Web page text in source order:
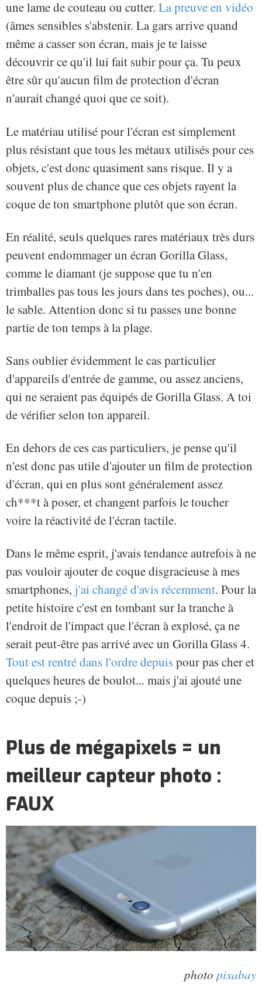
une lame de couteau ou cutter. La preuve en vidéo
(âmes sensibles s'abstenir. La gars arrive quand
même a casser son écran, mais je te laisse
découvrir ce qu'il lui fait subir pour ça. Tu peux
être sûr qu'aucun film de protection d'écran
n'aurait changé quoi que ce soit).
Le matériau utilisé pour l'écran est simplement
plus résistant que tous les métaux utilisés pour ces
objets, c'est donc quasiment sans risque. Il y a
souvent plus de chance que ces objets rayent la
coque de ton smartphone plutôt que son écran.
En réalité, seuls quelques rares matériaux très durs
peuvent endommager un écran Gorilla Glass,
comme le diamant (je suppose que tu n'en
trimballes pas tous les jours dans tes poches), ou...
le sable. Attention donc si tu passes une bonne
partie de ton temps à la plage.
Sans oublier évidemment le cas particulier
d'appareils d'entrée de gamme, ou assez anciens,
qui ne seraient pas équipés de Gorilla Glass. A toi
de vérifier selon ton appareil.
En dehors de ces cas particuliers, je pense qu'il
n'est donc pas utile d'ajouter un film de protection
d'écran, qui en plus sont généralement assez
ch***t à poser, et changent parfois le toucher
voire la réactivité de l'écran tactile.
Dans le même esprit, j'avais tendance autrefois à ne
pas vouloir ajouter de coque disgracieuse à mes
smartphones, j'ai changé d'avis récemment. Pour la
petite histoire c'est en tombant sur la tranche à
l'endroit de l'impact que l'écran à explosé, ça ne
serait peut-être pas arrivé avec un Gorilla Glass 4.
Tout est rentré dans l'ordre depuispour pas cher et
quelques heures de boulot... mais j'ai ajouté une
coque depuis ;-)
Plus de mégapixels = un
meilleur capteur photo :
FAUX
photo pixabay